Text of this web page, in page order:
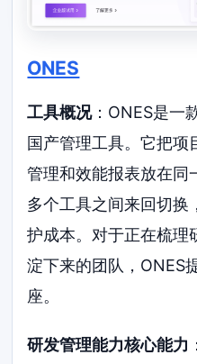
ONES
工具概况：ONES是一
国产管理工具。它把项
管理和效能报表放在同
多个工具之间来回切换
护成本。对于正在梳理
淀下来的团队，ONES
座。
研发管理能力核心能力